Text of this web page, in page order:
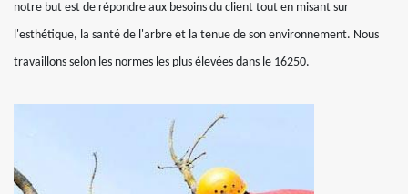
notre but est de répondre aux besoins du client tout en misant sur
l'esthétique, la santé de l'arbre et la tenue de son environnement. Nous
travaillons selon les normes les plus élevées dans le 16250.